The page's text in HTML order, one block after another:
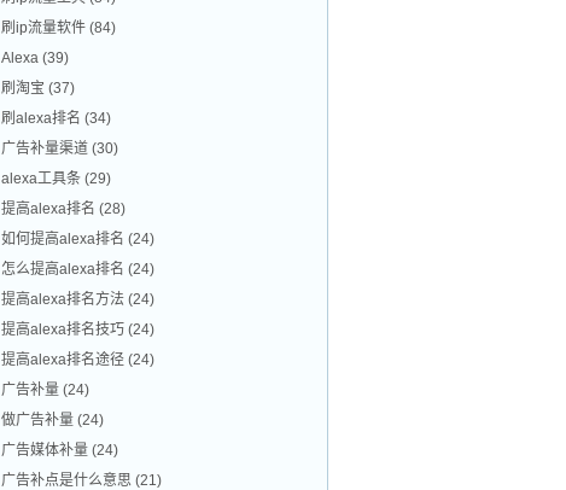
刷ip流量软件 (84)
Alexa (39)
刷淘宝 (37)
刷alexa排名 (34)
广告补量渠道 (30)
alexa工具条 (29)
提高alexa排名 (28)
如何提高alexa排名 (24)
怎么提高alexa排名 (24)
提高alexa排名方法 (24)
提高alexa排名技巧 (24)
提高alexa排名途径 (24)
广告补量 (24)
做广告补量 (24)
广告媒体补量 (24)
广告补点是什么意思 (21)